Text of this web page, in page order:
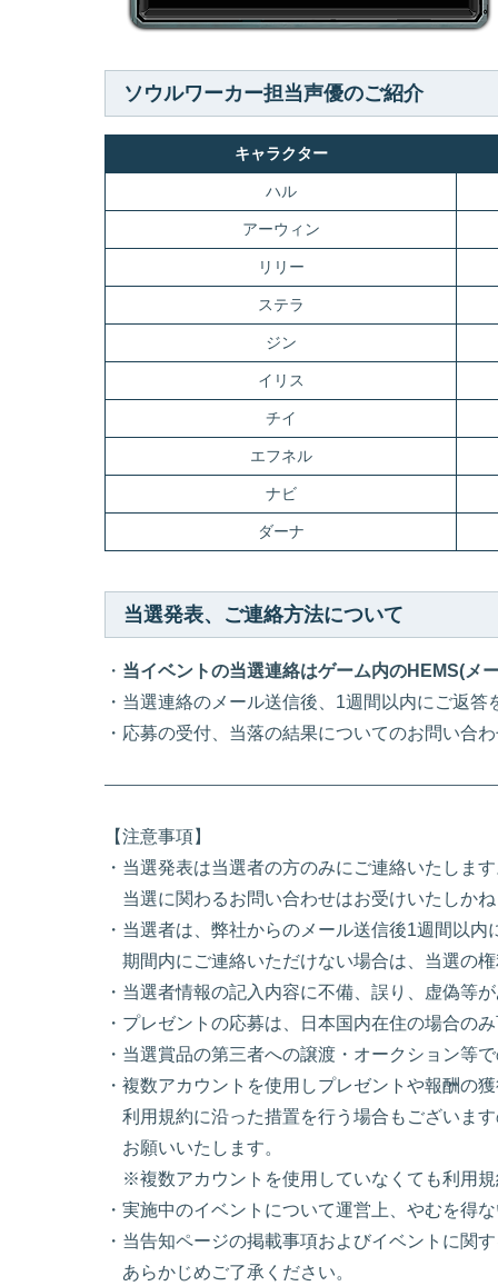
ソウルワーカー担当声優のご紹介
キャラクター
ハル
アーウィン
リリー
ステラ
ジン
イリス
チイ
エフネル
ナビ
ダーナ
当選発表、ご連絡方法について
・ 当イベントの当選連絡はゲーム内のHEMS(メ
・当選連絡のメール送信後、1週間以内にご返
・応募の受付、当落の結果についてのお問い合
【注意事項】
・当選発表は当選者の方のみにご連絡いたしま
当選に関わるお問い合わせはお受けいたしか
・当選者は、弊社からのメール送信後1週間以
期間内にご連絡いただけない場合は、当選の
・当選者情報の記入内容に不備、誤り、虚偽等
・プレゼントの応募は、日本国内在住の場合の
・当選賞品の第三者への譲渡・オークション等
・複数アカウントを使用しプレゼントや報酬の
利用規約に沿った措置を行う場合もございま
お願いいたします。
※複数アカウントを使用していなくても利用
・実施中のイベントについて運営上、やむを得
・当告知ページの掲載事項およびイベントに関
あらかじめご了承ください。